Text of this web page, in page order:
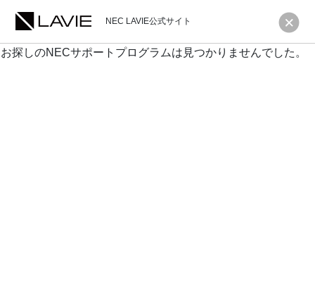
NEC LAVIE公式サイト
お探しのNECサポートプログラムは見つかりませんでした。